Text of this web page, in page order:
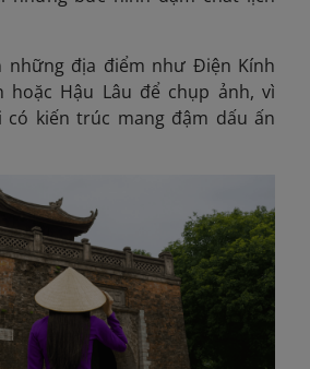
những địa điểm như Điện Kính
hoặc Hậu Lâu để chụp ảnh, vì
có kiến trúc mang đậm dấu ấn